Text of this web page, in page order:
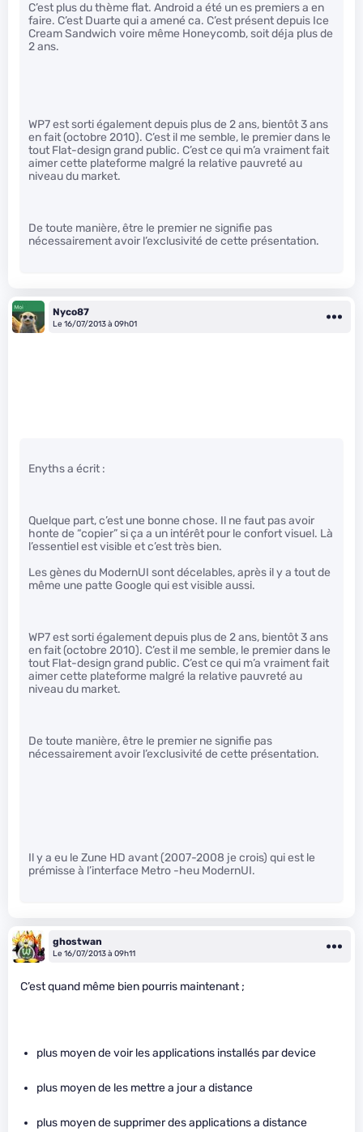
C’est plus du thème flat. Android a été un es premiers a en
faire. C’est Duarte qui a amené ca. C’est présent depuis Ice
Cream Sandwich voire même Honeycomb, soit déja plus de
2 ans.
WP7 est sorti également depuis plus de 2 ans, bientôt 3 ans
en fait (octobre 2010). C’est il me semble, le premier dans le
tout Flat-design grand public. C’est ce qui m’a vraiment fait
aimer cette plateforme malgré la relative pauvreté au
niveau du market.
De toute manière, être le premier ne signifie pas
nécessairement avoir l’exclusivité de cette présentation.
Nyco87
Le 16/07/2013 à 09h01
Enyths a écrit :
Quelque part, c’est une bonne chose. Il ne faut pas avoir
honte de “copier” si ça a un intérêt pour le confort visuel. Là
l’essentiel est visible et c’est très bien.
Les gènes du ModernUI sont décelables, après il y a tout de
même une patte Google qui est visible aussi.
WP7 est sorti également depuis plus de 2 ans, bientôt 3 ans
en fait (octobre 2010). C’est il me semble, le premier dans le
tout Flat-design grand public. C’est ce qui m’a vraiment fait
aimer cette plateforme malgré la relative pauvreté au
niveau du market.
De toute manière, être le premier ne signifie pas
nécessairement avoir l’exclusivité de cette présentation.
Il y a eu le Zune HD avant (2007-2008 je crois) qui est le
prémisse à l’interface Metro -heu ModernUI.
ghostwan
Le 16/07/2013 à 09h11
C’est quand même bien pourris maintenant ;
plus moyen de voir les applications installés par device
plus moyen de les mettre a jour a distance
plus moyen de supprimer des applications a distance